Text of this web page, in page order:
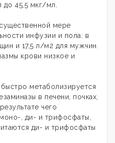
до 45,5 мкг/мл.
мере
инфузии и пола: в
и 17,5 л/м2 для мужчин.
крови низкое и
метаболизируется
в печени, почках,
чего
, ди- и трифосфаты,
ди- и трифосфаты